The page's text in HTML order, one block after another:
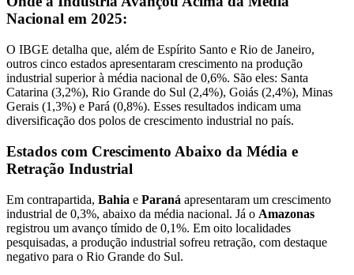
Nacional em 2025:
O IBGE detalha que, além de Espírito Santo e Rio de Janeiro,
outros cinco estados apresentaram crescimento na produção
industrial superior à média nacional de 0,6%. São eles: Santa
Catarina (3,2%), Rio Grande do Sul (2,4%), Goiás (2,4%), Minas
Gerais (1,3%) e Pará (0,8%). Esses resultados indicam uma
diversificação dos polos de crescimento industrial no país.
Estados com Crescimento Abaixo da Média e
Retração Industrial
Em contrapartida, Bahia e Paraná apresentaram um crescimento
industrial de 0,3%, abaixo da média nacional. Já o Amazonas
registrou um avanço tímido de 0,1%. Em oito localidades
pesquisadas, a produção industrial sofreu retração, com destaque
negativo para o Rio Grande do Sul.